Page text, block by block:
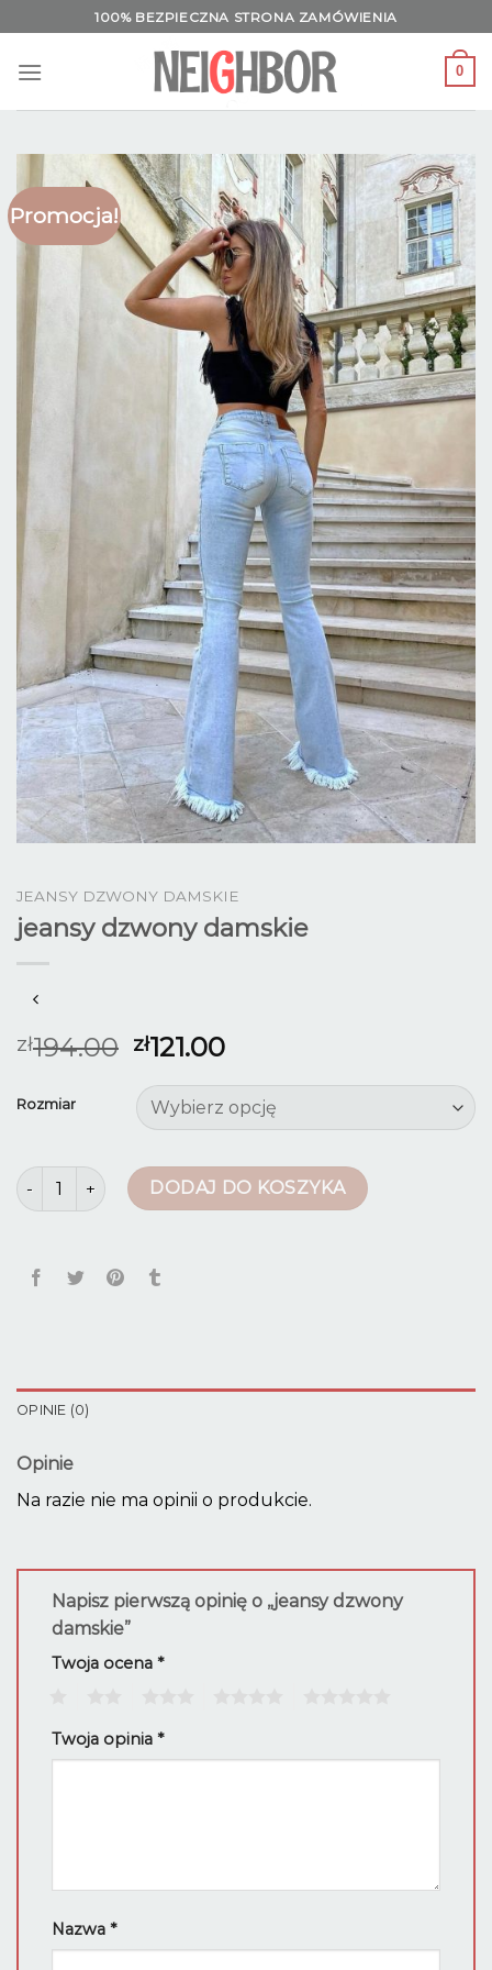
to
content
100% BEZPIECZNA STRONA ZAMÓWIENIA
0
Promocja!
JEANSY DZWONY DAMSKIE
jeansy dzwony damskie
zł194.00 zł121.00
Rozmiar
ilość jeansy dzwony damskieDODAJ DO KOSZYKA
OPINIE (0)
Opinie
Na razie nie ma opinii o produkcie.
Napisz pierwszą opinię o „jeansy dzwony
damskie”
Twoja ocena *
Twoja opinia *
Nazwa *